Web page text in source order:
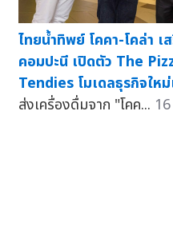
ไทยน้ำทิพย์ โคคา-โคล่า เ
คอมปะนี เปิดตัว The
Tendies โมเดลธุรกิจให
ส่งเครื่องดื่มจาก "โคค...